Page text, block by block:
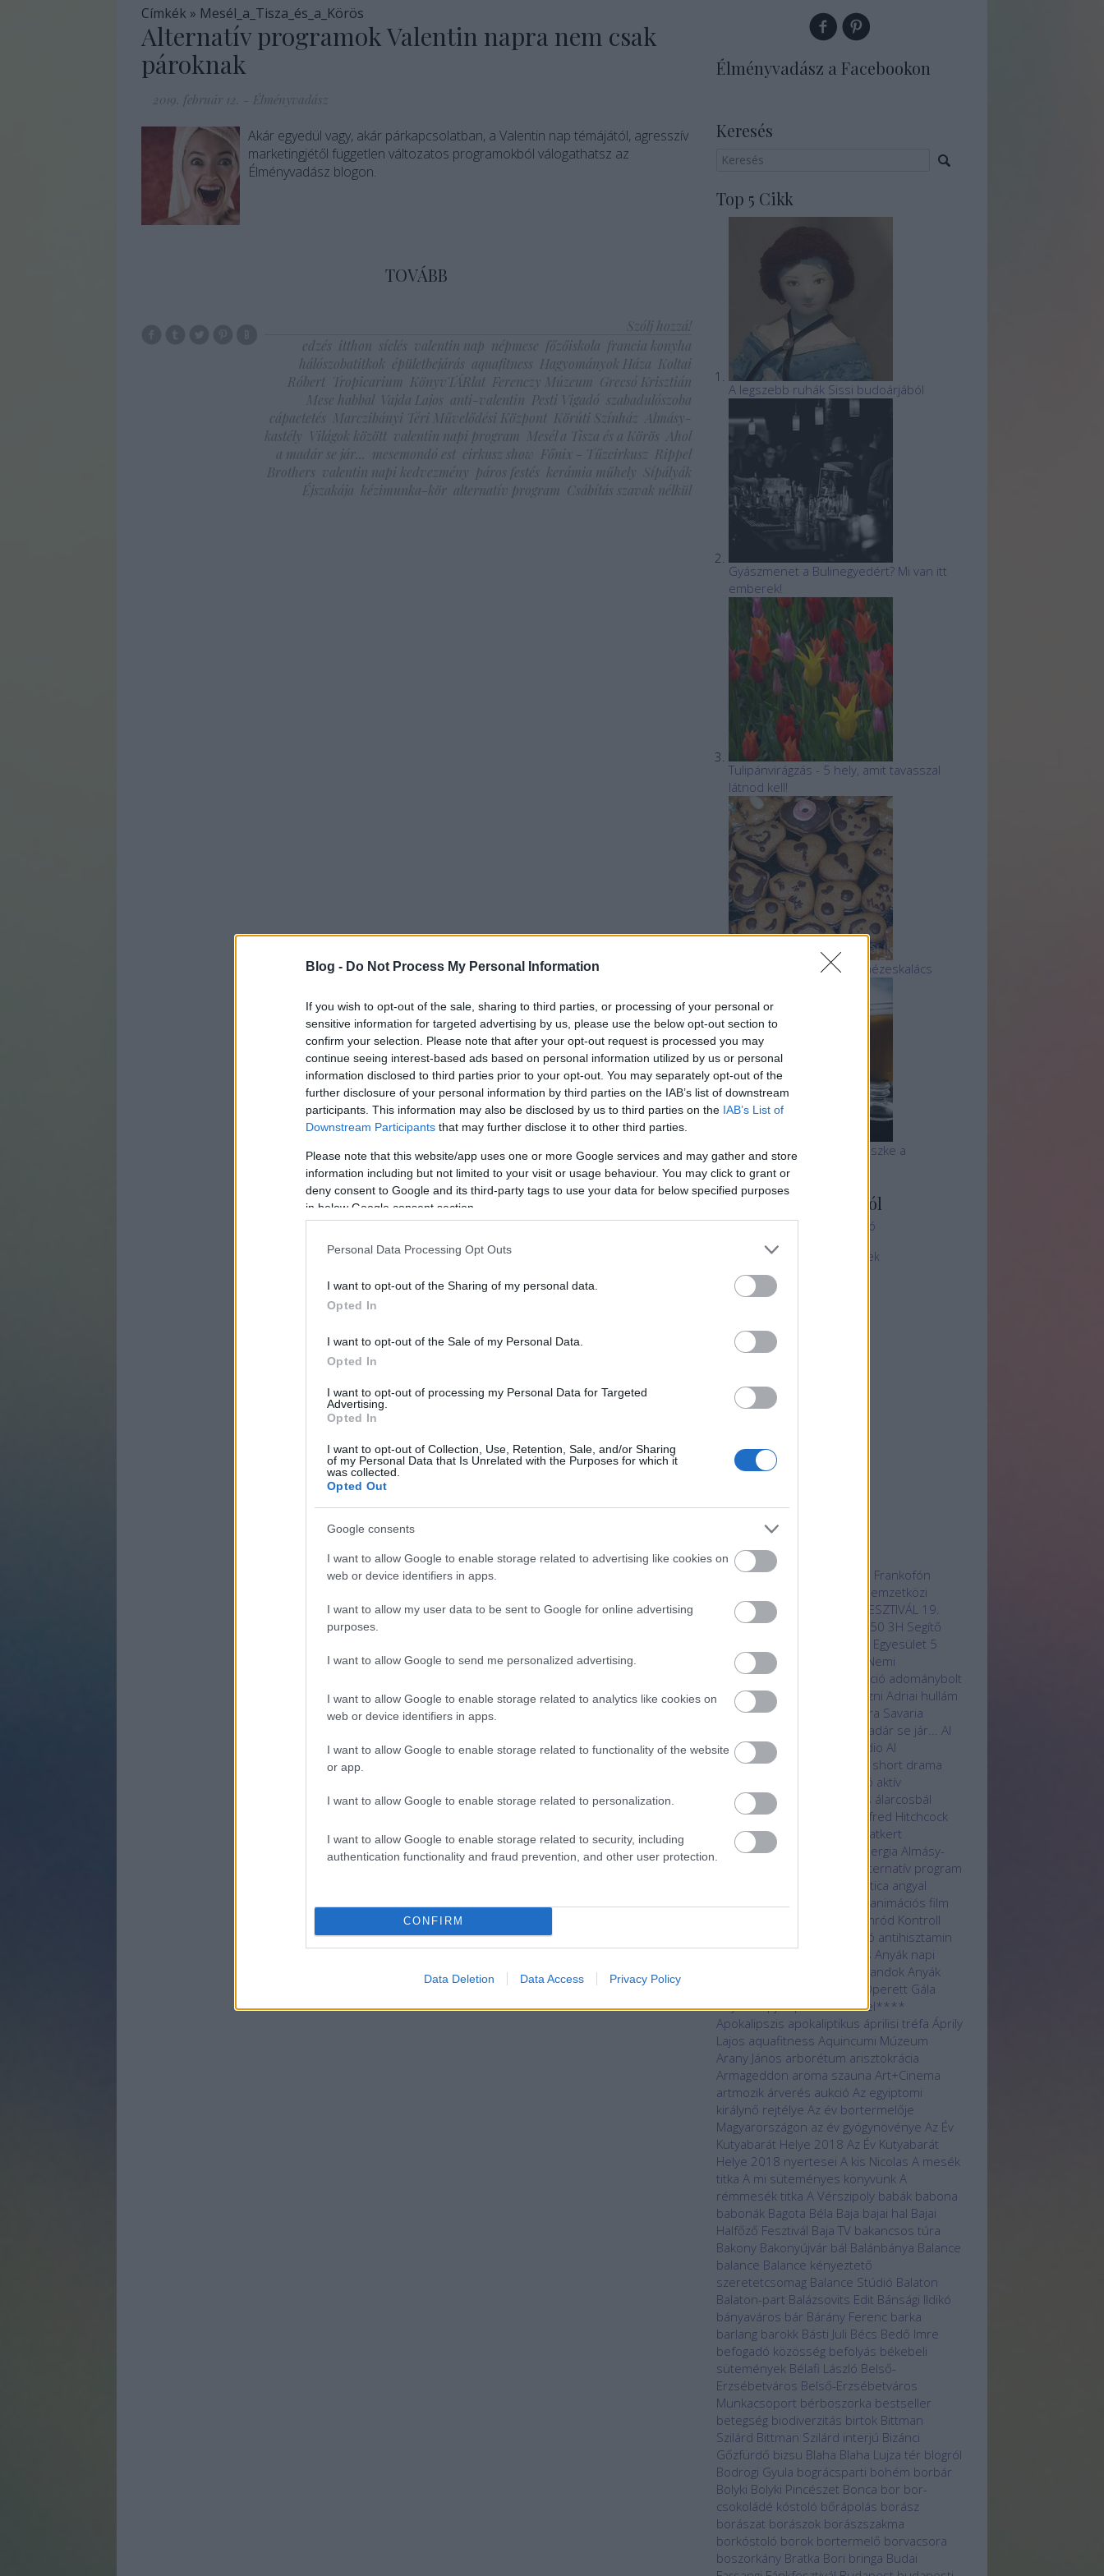
Blog - Do Not Process My Personal Information
If you wish to opt-out of the sale, sharing to third parties, or processing of your personal or
sensitive information for targeted advertising by us, please use the below opt-out section to
confirm your selection. Please note that after your opt-out request is processed you may
continue seeing interest-based ads based on personal information utilized by us or personal
information disclosed to third parties prior to your opt-out. You may separately opt-out of the
further disclosure of your personal information by third parties on the IAB’s list of downstream
participants. This information may also be disclosed by us to third parties on the IAB’s List of
Downstream Participants that may further disclose it to other third parties.
Please note that this website/app uses one or more Google services and may gather and store
information including but not limited to your visit or usage behaviour. You may click to grant or
deny consent to Google and its third-party tags to use your data for below specified purposes
in below Google consent section.
Personal Data Processing Opt Outs
I want to opt-out of the Sharing of my personal data.
Opted In
I want to opt-out of the Sale of my Personal Data.
Opted In
I want to opt-out of processing my Personal Data for Targeted
Advertising.
Opted In
I want to opt-out of Collection, Use, Retention, Sale, and/or Sharing
of my Personal Data that Is Unrelated with the Purposes for which it
was collected.
Opted Out
Google consents
I want to allow Google to enable storage related to advertising like cookies on
web or device identifiers in apps.
I want to allow my user data to be sent to Google for online advertising
purposes.
I want to allow Google to send me personalized advertising.
I want to allow Google to enable storage related to analytics like cookies on
web or device identifiers in apps.
I want to allow Google to enable storage related to functionality of the website
or app.
I want to allow Google to enable storage related to personalization.
I want to allow Google to enable storage related to security, including
authentication functionality and fraud prevention, and other user protection.
CONFIRM
Data Deletion Data Access Privacy Policy
Címkék » Mesél_a_Tisza_és_a_Körös
Alternatív programok Valentin napra nem csak
pároknak
2019. február 12. Élményvadász
Akár egyedül vagy, akár párkapcsolatban, a Valentin nap témájától, agresszív
marketingjétől független változatos programokból válogathatsz az
Élményvadász blogon.
TOVÁBB
Szólj hozzá!
edzés itthon síelés valentin nap népmese főzőiskola francia konyha
hálószobatitkok
épületbejárás aquafitness Hagyományok Háza Koltai
Róbert Tropicarium KönyvTÁRlat Ferenczy Múzeum Grecsó Krisztián
Mese habbal Vajda Lajos anti-valentin Pesti Vigadó szabadulószoba
cápaetetés
Marczibányi Téri Művelődési Központ Körúti Színház
Almásy-
kastély Világok között valentin napi program Mesél a Tisza és a Körös
Ahol
a madár se jár...
mesemondó est cirkusz show Főnix - Tűzcirkusz
Rippel
Brothers valentin napi kedvezmény páros festés kerámia műhely Sípályák
Éjszakája kézimunka-kör alternatív program Csábítás szavak nélkül
Élményvadász a Facebookon
Keresés
Top 5 Cikk
A legszebb ruhák Sissi budoárjából
Gyászmenet a Bulinegyedért? Mi van itt
emberek!
Tulipánvirágzás - 5 hely, amit tavasszal
látnod kell!
A legtutibb finom, puha mézeskalács
A tihanyi Echo csapata büszke a
kutyabarátságra
Élményvadász blogról
Élményvadászat - Oldal ajánló
Mi ez + Felhasználási feltételek
Archívum
2025 január
2024 december
2024 június
2024 január
2023 szeptember
Tovább...
Címkék
#maradjotthon
12. Frankofón
16. Anilogue Nemzetközi
Animációs
17. OLASZ FILMFESZTIVÁL 19.
századi receptek
250 3H Segítő
3H SK Egyesület 5
különleges hotelszoba
85. Nemi
Eperfesztivál
aberráció adománybolt
adományosztás
adományozni Adriai hullám
ADS Service
Agora Savaria
Ahol a madár se jár... AI
AI-technológia
Aillusion Studio AI
International Film Festival
AI short drama
akció aktív
kikapcsolódás
aktív pihenés álarcosbál
album Alcsúti Arborétum
Alfred Hitchcock
alkotás alkotók
Állatkert
állatmentés
allergia Almásy-
alternatív program
Anachronistica angyal
Anilogue Fesztivál
animációs film
Antal Nimród Kontroll
antiaging stúdió antihisztamin
Anyák napi futás Anyák napi
Anyák napi kalandok Anyák
Anyák napi Operett Gála
Anyák Napja Aphrodite Hotel****
Apokalipszis apokaliptikus áprilisi tréfa Áprily
Lajos aquafitness Aquincumi Múzeum
Arany János arborétum arisztokrácia
Armageddon aroma szauna Art+Cinema
artmozik árverés aukció Az egyiptomi
királynő rejtélye Az év bortermelője
Magyarországon az év gyógynövénye Az Év
Kutyabarát Helye 2018 Az Év Kutyabarát
Helye 2018 nyertesei A kis Nicolas A mesék
titka A mi süteményes könyvünk A
rémmesék titka A Vérszipoly babák babona
babonák Bagota Béla Baja bajai hal Bajai
Halfőző Fesztivál Baja TV bakancsos túra
Bakony Bakonyújvár bál Balánbánya Balance
balance Balance kényeztető
szeretetcsomag Balance Stúdió Balaton
Balaton-part Balázsovits Edit Bánsági Ildikó
bányaváros bár Bárány Ferenc barka
barlang barokk Básti Juli Bécs Bedő Imre
befogadó közösség befolyás békebeli
sütemények Bélafi László Belső-
Erzsébetváros Belső-Erzsébetváros
Munkacsoport bérboszorka bestseller
betegség biodiverzitás birtok Bittman
Szilárd Bittman Szilárd interjú Bizánci
Gőzfürdő bizsu Blaha Blaha Lujza tér blogról
Bodrogi Gyula bográcsparti bohém borbár
Bolyki Bolyki Pincészet Bonca bor bor-
csokoládé kóstoló bőrápolás borász
borászat borászok borászszakma
borkóstoló borok bortermelő borvacsora
boszorkány Bratka Bori bringa Budai